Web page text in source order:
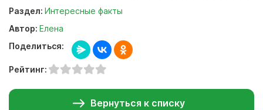
Раздел: Интересные факты
Автор: Елена
Поделиться:
Рейтинг:
Вернуться к списку